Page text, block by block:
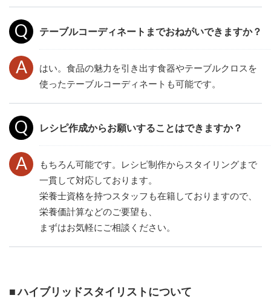
テーブルコーディネートまでおねがいできますか？
はい。食品の魅力を引き出す食器やテーブルクロスを
使ったテーブルコーディネートも可能です。
レシピ作成からお願いすることはできますか？
もちろん可能です。レシピ制作からスタイリングまで
一貫して対応しております。
栄養士資格を持つスタッフも在籍しておりますので、
栄養価計算などのご要望も、
まずはお気軽にご相談ください。
■ ハイブリッドスタイリストについて